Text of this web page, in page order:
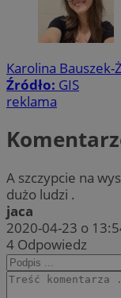
Karolina Bauszek-
Źródło: GIS
reklama
A szczypcie na
dużo ludzi .
jaca
2020-04-23 o
4 Odpowiedz